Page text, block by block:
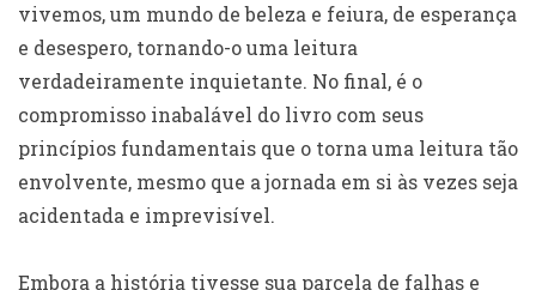
vivemos, um mundo de beleza e feiura, de esperança
e desespero, tornando-o uma leitura
verdadeiramente inquietante. No final, é o
compromisso inabalável do livro com seus
princípios fundamentais que o torna uma leitura tão
envolvente, mesmo que a jornada em si às vezes seja
acidentada e imprevisível.
Embora a história tivesse sua parcela de falhas e